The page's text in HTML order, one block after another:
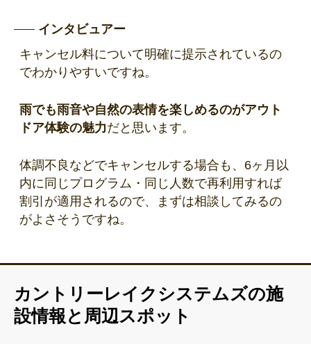
インタビュアー
キャンセル料について明確に提示されているの
でわかりやすいですね。
雨でも雨音や自然の表情を楽しめるのがアウト
ドア体験の魅力だと思います。
体調不良などでキャンセルする場合も、 6ヶ月以
内に同じプログラム・同じ人数で再利用すれば
割引が適用されるので、まずは相談してみるの
がよさそうですね。
カントリーレイクシステムズの施
設情報と周辺スポット